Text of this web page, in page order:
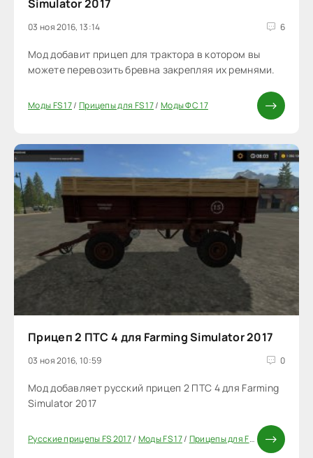
Simulator 2017
03 ноя 2016, 13:14 6
Мод добавит прицеп для трактора в котором вы
можете перевозить бревна закрепляя их ремнями.
Моды FS 17/ Прицепы для FS 17/ Моды ФС 17
Прицеп 2 ПТС 4 для Farming Simulator 2017
03 ноя 2016, 10:59 0
Мод добавляет русский прицеп 2 ПТС 4 для Farming
Simulator 2017
Русские прицепы FS 2017/ Моды FS 17/ Прицепы для FS 17 /Моды ФС